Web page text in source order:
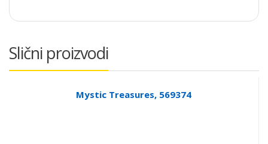
Slični proizvodi
Mystic Treasures, 569374